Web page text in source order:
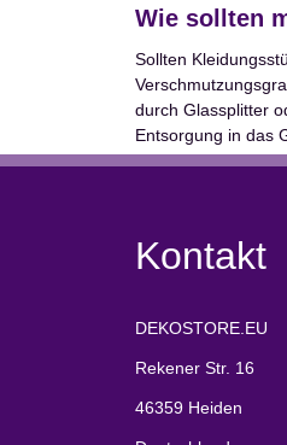
Wie sollten
Sollten
durch Glassplitter
Entsorgung in das
Kontakt
DEKOSTORE.EU
Rekener Str. 16
46359 Heiden